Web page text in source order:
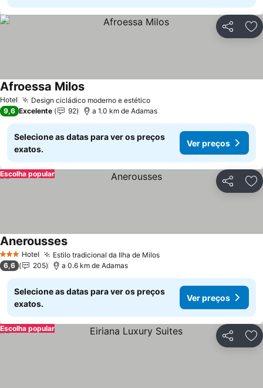
Partilhar
Hotel Design cicládico moderno e estético
Afroessa Milos
9,6 Excelente 92 a 1.0 km de Adamas
Selecione as datas para ver os preços
exatos.
Ver preços
Partilhar
Escolha popular
3 EstrelasHotel Estilo tradicional da Ilha de Milos
Anerousses
6,6 205 a 0.6 km de Adamas
Selecione as datas para ver os preços
exatos.
Ver preços
Partilhar
Escolha popular